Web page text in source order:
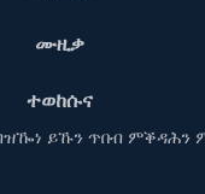
ሙዚቃ
ተወከሱና
ይኹን ጥበብ ምቕዳሕን